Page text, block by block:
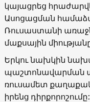
կայացրեց
Ասոցացման
Ռուսաստանի
մաքսային
Երկու նախկին
պաշտոնավարման
ռուսամետ
իրենց դիրքորոշումը: